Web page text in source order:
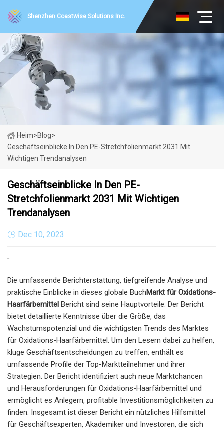
Shenzhen Coastwise Solutions Inc.
Heim>Blog>
Geschäftseinblicke In Den PE-Stretchfolienmarkt 2031 Mit
Wichtigen Trendanalysen
Geschäftseinblicke In Den PE-
Stretchfolienmarkt 2031 Mit Wichtigen
Trendanalysen
Dec 10, 2023
"
Die umfassende Berichterstattung, tiefgreifende Analyse und
praktische Einblicke in dieses globale BuchMarkt für Oxidations-
Haarfärbemittel Bericht sind seine Hauptvorteile. Der Bericht
bietet detaillierte Kenntnisse über die Größe, das
Wachstumspotenzial und die wichtigsten Trends des Marktes
für Oxidations-Haarfärbemittel. Um den Lesern dabei zu helfen,
kluge Geschäftsentscheidungen zu treffen, enthält es
umfassende Profile der Top-Marktteilnehmer und ihrer
Strategien. Der Bericht identifiziert auch neue Marktchancen
und Herausforderungen für Oxidations-Haarfärbemittel und
ermöglicht es Anlegern, profitable Investitionsmöglichkeiten zu
finden. Insgesamt ist dieser Bericht ein nützliches Hilfsmittel
für Geschäftsexperten, Akademiker und Investoren, die sich